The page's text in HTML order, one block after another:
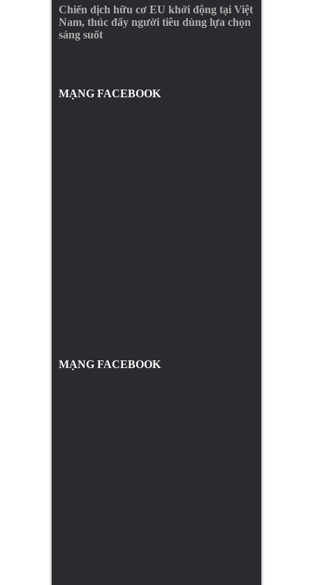
Chiến dịch hữu cơ EU khởi động tại Việt
Nam, thúc đẩy người tiêu dùng lựa chọn
sáng suốt
MẠNG FACEBOOK
MẠNG FACEBOOK